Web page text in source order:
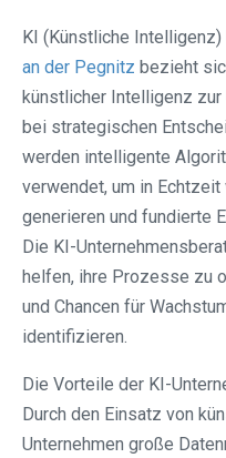
KI (Künstliche
an der Pegnitz bezieht
künstlicher Intelligenz zur
bei strategischen
werden intelligente
verwendet, um in
generieren und fundierte
Die KI-
helfen, ihre Prozesse zu
und Chancen für
identifizieren.
Die Vorteile der KI-
Durch den Einsatz von
Unternehmen große